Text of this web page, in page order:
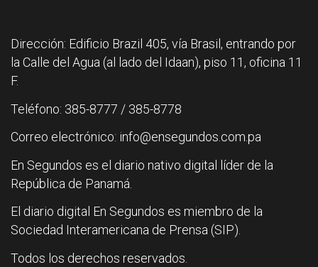
Dirección: Edificio Brazil 405, vía Brasil, entrando por
la Calle del Agua (al lado del Idaan), piso 11, oficina 11
F.
Teléfono: 385-8777 / 385-8778
Correo electrónico: info@ensegundos.com.pa
En Segundos es el diario nativo digital líder de la
República de Panamá.
El diario digital En Segundos es miembro de la
Sociedad Interamericana de Prensa (SIP).
Todos los derechos reservados.